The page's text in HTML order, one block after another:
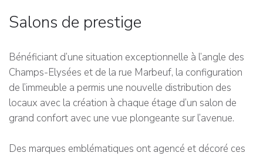
Salons de prestige
Bénéficiant d’une situation exceptionnelle à l’angle des
Champs-Elysées et de la rue Marbeuf, la configuration
de l’immeuble a permis une nouvelle distribution des
locaux avec la création à chaque étage d’un salon de
grand confort avec une vue plongeante sur l’avenue.
Des marques emblématiques ont agencé et décoré ces